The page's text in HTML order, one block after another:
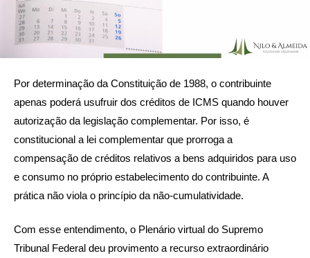
Por determinação da Constituição de 1988, o contribuinte
apenas poderá usufruir dos créditos de ICMS quando houver
autorização da legislação complementar. Por isso, é
constitucional a lei complementar que prorroga a
compensação de créditos relativos a bens adquiridos para uso
e consumo no próprio estabelecimento do contribuinte. A
prática não viola o princípio da não-cumulatividade.
Com esse entendimento, o Plenário virtual do Supremo
Tribunal Federal deu provimento a recurso extraordinário